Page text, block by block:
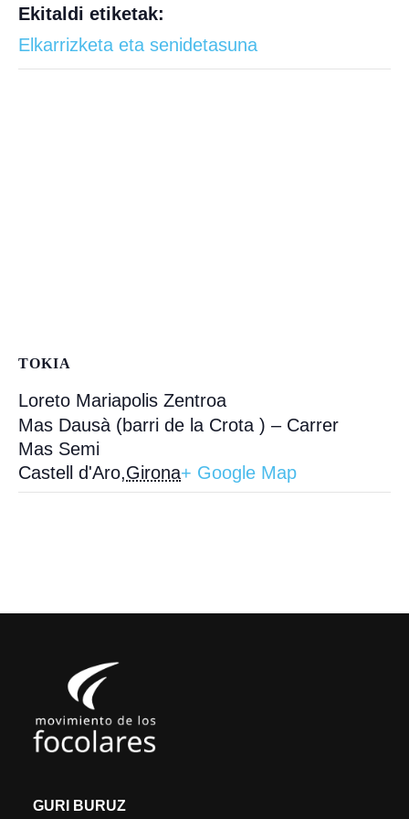
Ekitaldi etiketak:
Elkarrizketa eta senidetasuna
TOKIA
Loreto Mariapolis Zentroa
Mas Dausà (barri de la Crota ) – Carrer
Mas Semi
Castell d'Aro,Girona+ Google Map
GURI BURUZ